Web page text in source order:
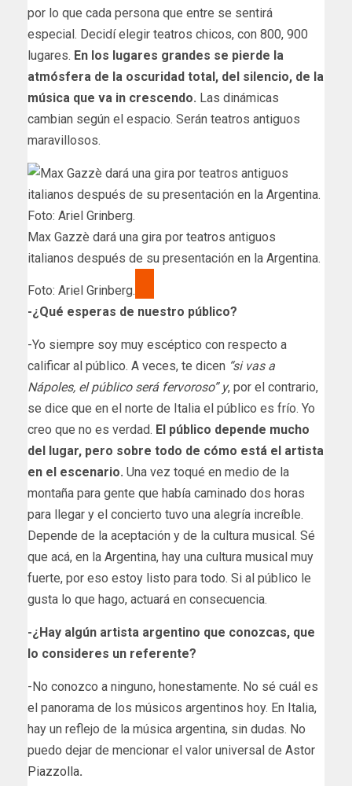
por lo que cada persona que entre se sentirá
especial. Decidí elegir teatros chicos, con 800, 900
lugares. En los lugares grandes se pierde la
atmósfera de la oscuridad total, del silencio, de la
música que va in crescendo. Las dinámicas
cambian según el espacio. ​Serán teatros antiguos
maravillosos.
Max Gazzè dará una gira por teatros antiguos
italianos después de su presentación en la Argentina.
Foto: Ariel Grinberg.
-¿Qué esperas de nuestro público?
-Yo siempre ​soy muy escéptico con respecto a
calificar al público. A veces, te dicen “si vas a
Nápoles, el público será fervoroso” y, por el contrario,
se dice que en el norte de Italia el público es frío. Yo
creo que no es verdad. El público depende mucho
del lugar, pero sobre todo de cómo está el artista
en el escenario. Una vez toqué en medio de la
montaña para gente que había caminado dos horas
para llegar y el concierto tuvo una alegría increíble.
Depende de la aceptación y de la cultura musical​. Sé
que acá​, en la Argentina​, hay una cultura musical muy
fuerte​, por eso estoy listo para todo. Si al público le
gusta lo que hago, actuará en consecuencia.
-¿Hay algún artista argentino ​que conozcas, que
lo consideres un referente?
-No conozco a ninguno, honestamente. No sé cuál es
el panorama de los músicos argentinos hoy. En Italia, ​
h​ay un reflejo​ de la música argentina, sin dudas. No
puedo dejar de mencionar el valor universal de Astor
Piazzolla.